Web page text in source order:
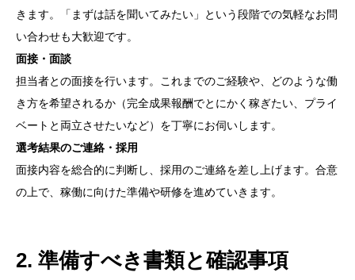
きます。「まずは話を聞いてみたい」という段階での気軽なお問
い合わせも大歓迎です。
面接・面談
担当者との面接を行います。これまでのご経験や、どのような働
き方を希望されるか（完全成果報酬でとにかく稼ぎたい、プライ
ベートと両立させたいなど）を丁寧にお伺いします。
選考結果のご連絡・採用
面接内容を総合的に判断し、採用のご連絡を差し上げます。合意
の上で、稼働に向けた準備や研修を進めていきます。
2. 準備すべき書類と確認事項